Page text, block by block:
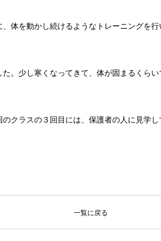
体を動かし続けるようなトレーニングを
。少し寒くなってきて、体が固まるくら
クラスの３回目には、保護者の人に見学
一覧に戻る